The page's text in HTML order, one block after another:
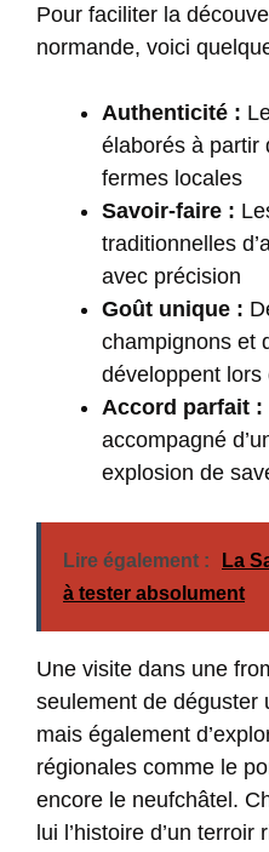
Pour faciliter la
normande, voici
Authenticité :
élaborés à partir
fermes locales
Savoir-faire :
traditionnelles
avec précision
Goût unique :
champignons et
développent lors
Accord parfait :
accompagné
explosion de
Lire également :
La
à tester absolument
Une visite dans une
seulement de déguster
mais également
régionales comme le
encore le neufchâtel.
lui l’histoire d’un